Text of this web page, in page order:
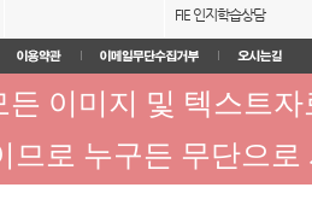
FIE 인지학습상담
든 이미지 및 텍스트
므로 누구든 무단으